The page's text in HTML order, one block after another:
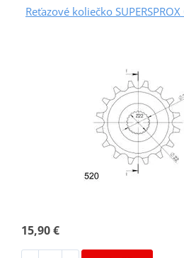
Reťazové koliečko
15,90 €